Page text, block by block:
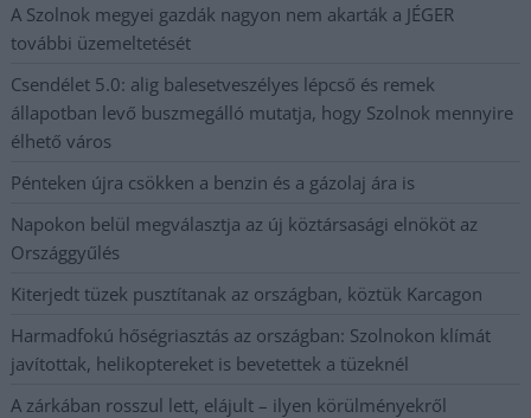
A Szolnok megyei gazdák nagyon nem akarták a JÉGER
további üzemeltetését
Csendélet 5.0: alig balesetveszélyes lépcső és remek
állapotban levő buszmegálló mutatja, hogy Szolnok mennyire
élhető város
Pénteken újra csökken a benzin és a gázolaj ára is
Napokon belül megválasztja az új köztársasági elnököt az
Országgyűlés
Kiterjedt tüzek pusztítanak az országban, köztük Karcagon
Harmadfokú hőségriasztás az országban: Szolnokon klímát
javítottak, helikoptereket is bevetettek a tüzeknél
A zárkában rosszul lett, elájult – ilyen körülményekről